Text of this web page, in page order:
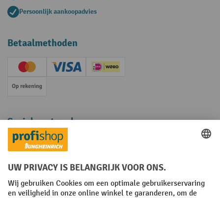
Persoonlijk aankoopadvies
Betaalmethoden
Creditcard (Master)Creditcard (Visa)iDEAL | Wero
Op rekening
Sociale netwerken
Facebook
YouTube
LinkedInInstagram
Algemene leveringsvoorwaarden Copyright